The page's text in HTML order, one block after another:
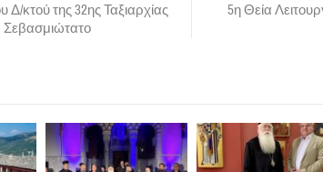
Δ/κτού της 32ης Ταξιαρχίας
5η Θεία